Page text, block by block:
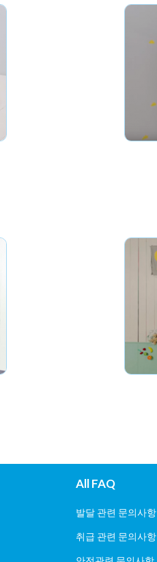
All FAQ
발달 관련 문의사항
취급 관련 문의사항